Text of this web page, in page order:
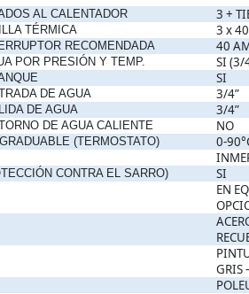
AL CALENTADOR 3 +
TÉRMICA 3 x 40
RECOMENDADA 40
POR PRESIÓN Y TEMP. SI (3/
SI
DE AGUA 3/4”
DE AGUA 3/4”
DE AGUA CALIENTE NO
(TERMOSTATO) 0-
CONTRA EL SARRO) SI
EN
GRIS